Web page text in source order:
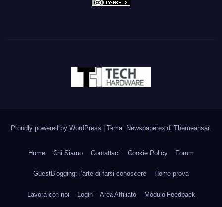
Proudly powered by WordPress Tema: Newspaperex di Themeansar.
Home Chi Siamo Contattaci Cookie Policy Forum
GuestBlogging: l’arte di farsi conoscere Home prova
Lavora con noi Login – Area Affiliato Modulo Feedback